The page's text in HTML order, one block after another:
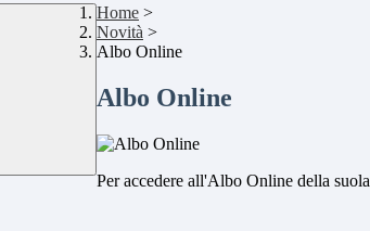
Home >
Novità >
Albo Online
Albo Online
Per accedere all'Albo Online della suola